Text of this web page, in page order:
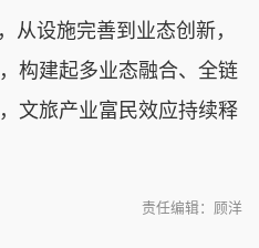
设施完善到业态创新，
构建起多业态融合、全链
文旅产业富民效应持续释
责任编辑：顾洋